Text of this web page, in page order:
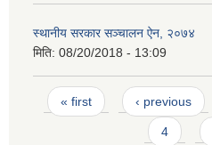
स्थानीय सरकार सञ्चालन ऐन, २०७४
मिति: 08/20/2018 - 13:09
Pages
« first ‹ previous
4